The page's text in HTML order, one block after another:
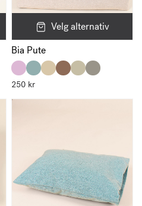
Velg alternativ
Bia Pute
250 kr